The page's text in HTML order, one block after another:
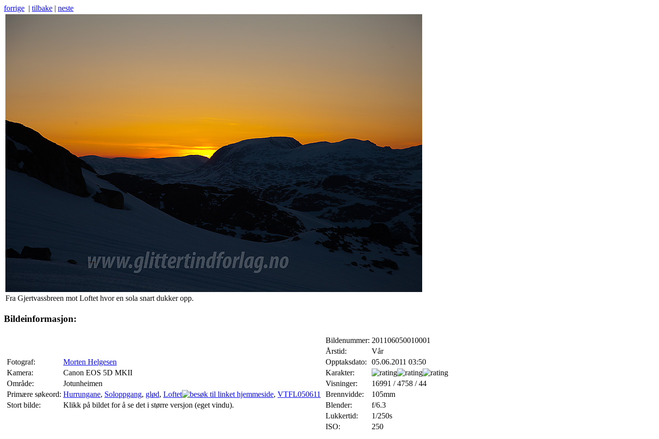
forrige | tilbake | neste
Fra Gjertvassbreen mot Loftet hvor en sola snart dukker opp.
Bildeinformasjon:
Fotograf:
Morten Helgesen
Kamera:
Canon EOS 5D MKII
Område:
Jotunheimen
Primære søkeord: Hurrungane, Soloppgang, glød, Loftet , VTFL050611
Stort bilde:
Klikk på bildet for å se det i større versjon (eget vindu).
Bildenummer: 201106050010001
Årstid:
Vår
Opptaksdato:
05.06.2011 03:50
Karakter:
Visninger:
16991 / 4758 / 44
Brennvidde:
105mm
Blender:
f/6.3
Lukkertid:
1/250s
ISO:
250